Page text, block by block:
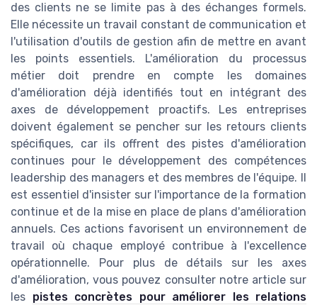
des clients ne se limite pas à des échanges formels.
Elle nécessite un travail constant de communication et
l'utilisation d'outils de gestion afin de mettre en avant
les points essentiels. L'amélioration du processus
métier doit prendre en compte les domaines
d'amélioration déjà identifiés tout en intégrant des
axes de développement proactifs. Les entreprises
doivent également se pencher sur les retours clients
spécifiques, car ils offrent des pistes d'amélioration
continues pour le développement des compétences
leadership des managers et des membres de l'équipe. Il
est essentiel d'insister sur l'importance de la formation
continue et de la mise en place de plans d'amélioration
annuels. Ces actions favorisent un environnement de
travail où chaque employé contribue à l'excellence
opérationnelle. Pour plus de détails sur les axes
d'amélioration, vous pouvez consulter notre article sur
les pistes concrètes pour améliorer les relations